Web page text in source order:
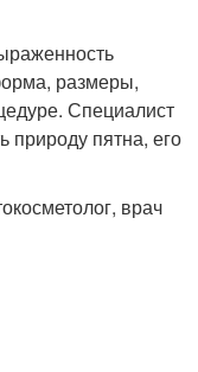
размеры,
Специалист
природу пятна, его
врач